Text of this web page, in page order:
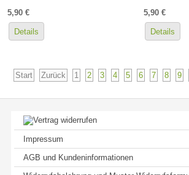
5,90 €
Details
5,90 €
Details
Start Zurück 1 2 3 4 5 6 7 8 9
Impressum
AGB und Kundeninformationen